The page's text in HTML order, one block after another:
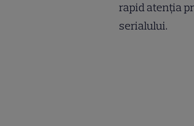
rapid atenția
serialului.